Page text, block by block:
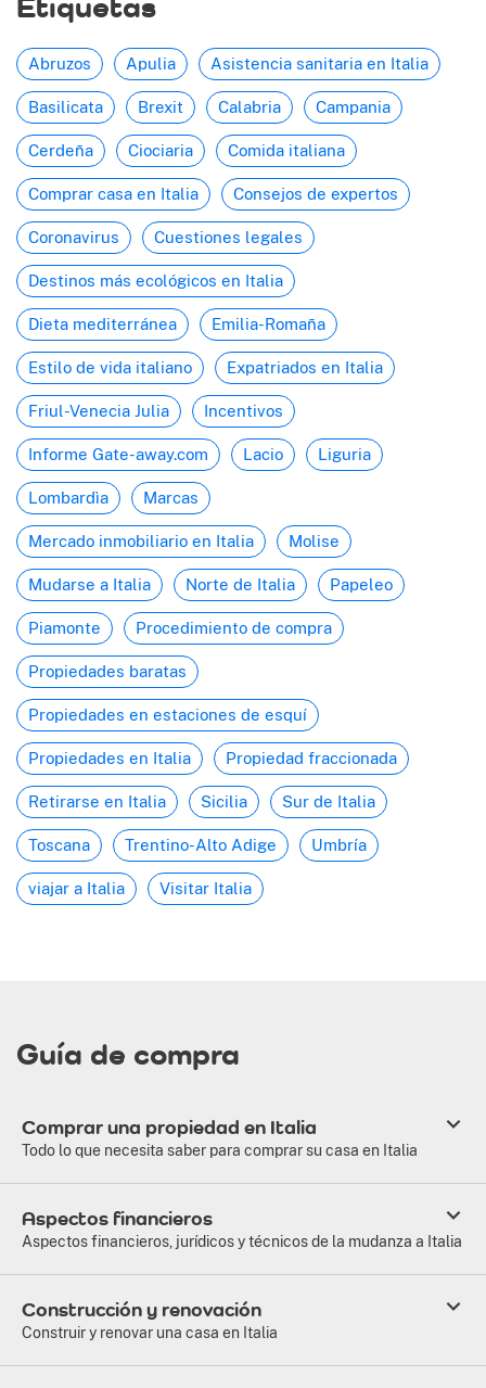
Abruzos Apulia Asistencia sanitaria en Italia
Basilicata Brexit Calabria Campania
Cerdeña Ciociaria Comida italiana
Comprar casa en Italia Consejos de expertos
Coronavirus Cuestiones legales
Destinos más ecológicos en Italia
Dieta mediterránea Emilia-Romaña
Estilo de vida italiano Expatriados en Italia
Friul-Venecia Julia Incentivos
Informe Gate-away.com Lacio Liguria
Lombardìa Marcas
Mercado inmobiliario en Italia Molise
Mudarse a Italia Norte de Italia Papeleo
Piamonte Procedimiento de compra
Propiedades baratas
Propiedades en estaciones de esquí
Propiedades en Italia Propiedad fraccionada
Retirarse en Italia Sicilia Sur de Italia
Toscana Trentino-Alto Adige Umbría
viajar a Italia Visitar Italia
Guía de compra
Comprar una propiedad en Italia
Todo lo que necesita saber para comprar su casa en Italia
Aspectos financieros
Aspectos financieros, jurídicos y técnicos de la mudanza a Italia
Construcción y renovación
Construir y renovar una casa en Italia